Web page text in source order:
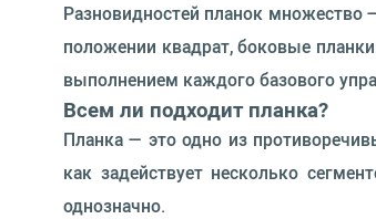
Разновидностей планок множество
положении квадрат, боковые
выполнением каждого базового
Всем ли подходит планка?
Планка — это одно из
как задействует несколько
однозначно.